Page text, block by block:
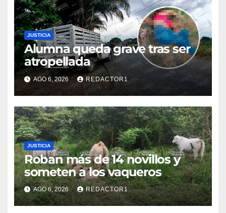
JUSTICIA
Alumna queda grave tras ser
atropellada
AGO 6, 2026 REDACTOR1
JUSTICIA
Roban más de 14 novillos y
someten a los vaqueros
AGO 6, 2026 REDACTOR1